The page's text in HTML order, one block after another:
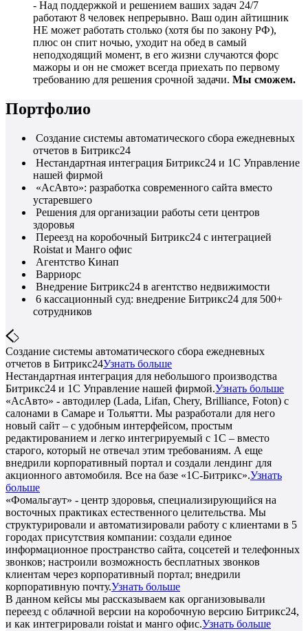
- Над поддержкой и решением ваших задач 24/7
работают 8 человек непрерывно. Ваш один айтишник
НЕ может работать столько (хотя бы по закону РФ),
плюс он спит ночью, уходит на обед в самый
неподходящий момент, в его жизни случаются форс
мажоры и он не сможет всегда приехать по первому
требованию для решения срочной задачи. Мы сможем.
Портфолио
Создание системы автоматического сбора ежедневных
отчетов в Битрикс24
Нестандартная интеграция Битрикс24 и 1С Управление
нашей фирмой
«АсАвто»: разработка современного сайта вместо
устаревшего
Решения для организации работы сети центров
здоровья
Переезд на коробочный Битрикс24 с интеграцией
Roistat и Манго офис
Агентство Кинап
Варриорс
Внедрение Битрикс24 в агентство недвижимости
6 кассационный суд: внедрение Битрикс24 для 500+
сотрудников
Создание системы автоматического сбора ежедневных
отчетов в Битрикс24Узнать больше
Нестандартная интеграция для небольшого производства
Битрикс24 и 1С Управление нашей фирмой.Узнать больше
«АсАвто» - автодилер (Lada, Lifan, Chery, Brilliance, Foton) с
салонами в Самаре и Тольятти. Мы разработали для него
новый сайт – с удобным интерфейсом, простым
редактированием и легко интегрируемый с 1С – вместо
старого, который не отвечал этим требованиям. А еще
внедрили корпоративный портал и создали лендинг для
акционного автомобиля. Все на базе «1С-Битрикс».Узнать
больше
«Фомальгаут» - центр здоровья, специализирующийся на
восточных практиках естественного целительства. Мы
структурировали и автоматизировали работу с клиентами в 5
городах присутствия компании: создали единое
информационное пространство сайта, соцсетей и телефонных
звонков; настроили возможность бесплатных звонков
клиентам через корпоративный портал; внедрили
корпоративную почту.Узнать больше
В данном кейсы мы рассказываем как организовывали
переезд с облачной версии на коробочную версию Битрикс24,
и как интегрировали roistat и манго офис.Узнать больше